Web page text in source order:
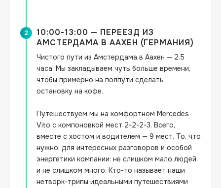
2
10:00-13:00 — ПЕРЕЕЗД ИЗ
АМСТЕРДАМА В ААХЕН (ГЕРМАНИЯ)
Чистого пути из Амстердама в Аахен — 2.5
часа. Мы закладываем чуть больше времени,
чтобы примерно на полпути сделать
остановку на кофе.
Путешествуем мы на комфортном Mercedes
Vito с компоновкой мест 2-2-2-3. Всего,
вместе с хостом и водителем — 9 мест. То, что
нужно, для интересных разговоров и особой
энергетики компании: не слишком мало людей,
и не слишком много. Кто-то называет наши
нетворк-трипы идеальными путешествиями